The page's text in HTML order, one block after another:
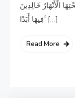
الْأَنْهَارُ خَالِدِينَ
فِيهَا أَبَدًا ۚ […]
Read More